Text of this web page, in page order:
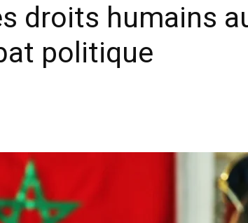
droits humains
politique